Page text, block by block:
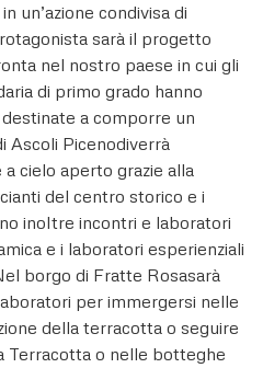
un’azione condivisa di
sarà il progetto
nel nostro paese in cui gli
di primo grado hanno
a comporre un
Ascoli Picenodiverrà
a cielo aperto grazie alla
del centro storico e i
inoltre incontri e laboratori
e i laboratori esperienziali
borgo di Fratte Rosasarà
per immergersi nelle
della terracotta o seguire
Terracotta o nelle botteghe